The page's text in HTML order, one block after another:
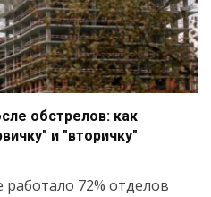
обстрелов: как
и "вторичку"
работало 72% отделов